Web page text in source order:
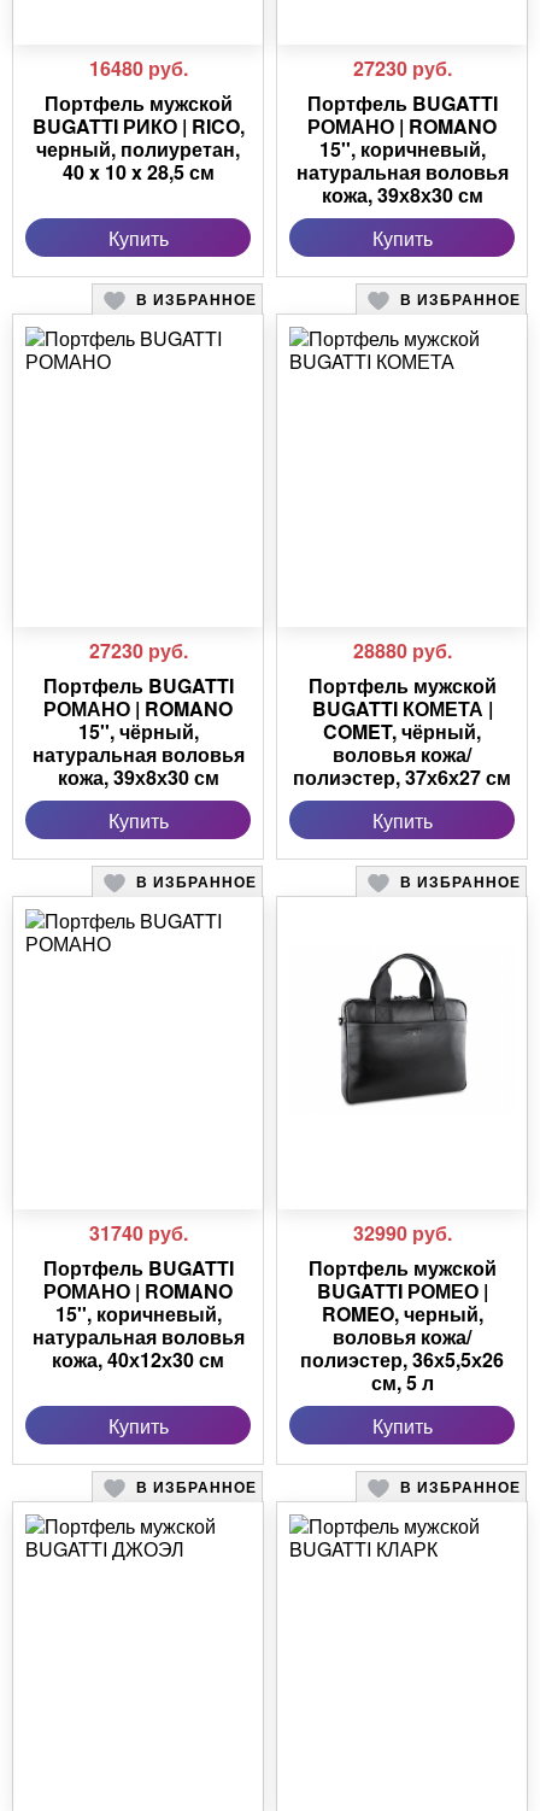
16480 руб.
Портфель мужской
BUGATTI РИКО | RICO,
черный, полиуретан,
40 x 10 x 28,5 см
Купить
27230 руб.
Портфель BUGATTI
РОМАНО | ROMANO
15'', коричневый,
натуральная воловья
кожа, 39х8х30 см
Купить
В ИЗБРАННОЕ
27230 руб.
Портфель BUGATTI
РОМАНО | ROMANO
15'', чёрный,
натуральная воловья
кожа, 39х8х30 см
Купить
В ИЗБРАННОЕ
28880 руб.
Портфель мужской
BUGATTI КОМЕТА |
COMET, чёрный,
воловья кожа/
полиэстер, 37х6х27 см
Купить
В ИЗБРАННОЕ
31740 руб.
Портфель BUGATTI
РОМАНО | ROMANO
15'', коричневый,
натуральная воловья
кожа, 40х12х30 см
Купить
В ИЗБРАННОЕ
32990 руб.
Портфель мужской
BUGATTI РОМЕО |
ROMEO, черный,
воловья кожа/
полиэстер, 36х5,5х26
см, 5 л
Купить
В ИЗБРАННОЕ В ИЗБРАННОЕ